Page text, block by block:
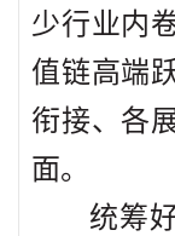
少行业内
值链高端
衔接、各
面。
统筹